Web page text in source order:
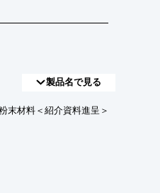
製品名で見る
末材料＜紹介資料進呈＞